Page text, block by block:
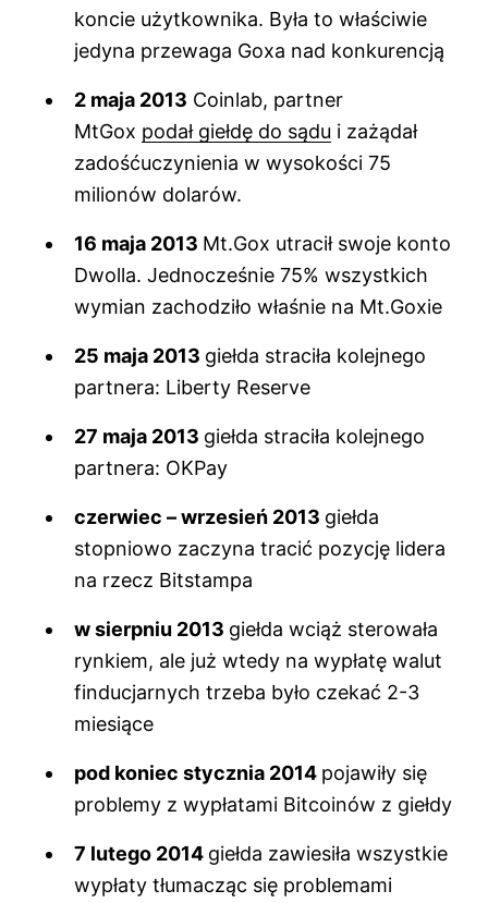
koncie użytkownika. Była to właściwie
jedyna przewaga Goxa nad konkurencją
2 maja 2013 Coinlab, partner
MtGox podał giełdę do sądu i zażądał
zadośćuczynienia w wysokości 75
milionów dolarów.
16 maja 2013 Mt.Gox utracił swoje konto
Dwolla. Jednocześnie 75% wszystkich
wymian zachodziło właśnie na Mt.Goxie
25 maja 2013 giełda straciła kolejnego
partnera: Liberty Reserve
27 maja 2013 giełda straciła kolejnego
partnera: OKPay
czerwiec – wrzesień 2013 giełda
stopniowo zaczyna tracić pozycję lidera
na rzecz Bitstampa
w sierpniu 2013 giełda wciąż sterowała
rynkiem, ale już wtedy na wypłatę walut
finducjarnych trzeba było czekać 2-3
miesiące
pod koniec stycznia 2014 pojawiły się
problemy z wypłatami Bitcoinów z giełdy
7 lutego 2014 giełda zawiesiła wszystkie
wypłaty tłumacząc się problemami